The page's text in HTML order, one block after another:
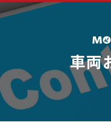
車両